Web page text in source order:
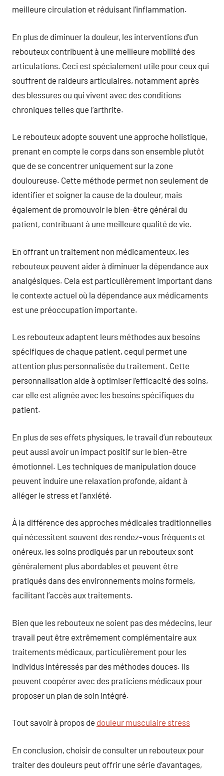
meilleure circulation et réduisant l’inflammation.
En plus de diminuer la douleur, les interventions d’un
rebouteux contribuent à une meilleure mobilité des
articulations. Ceci est spécialement utile pour ceux qui
souffrent de raideurs articulaires, notamment après
des blessures ou qui vivent avec des conditions
chroniques telles que l’arthrite.
Le rebouteux adopte souvent une approche holistique,
prenant en compte le corps dans son ensemble plutôt
que de se concentrer uniquement sur la zone
douloureuse. Cette méthode permet non seulement de
identifier et soigner la cause de la douleur, mais
également de promouvoir le bien-être général du
patient, contribuant à une meilleure qualité de vie.
En offrant un traitement non médicamenteux, les
rebouteux peuvent aider à diminuer la dépendance aux
analgésiques. Cela est particulièrement important dans
le contexte actuel où la dépendance aux médicaments
est une préoccupation importante.
Les rebouteux adaptent leurs méthodes aux besoins
spécifiques de chaque patient, cequi permet une
attention plus personnalisée du traitement. Cette
personnalisation aide à optimiser l’efficacité des soins,
car elle est alignée avec les besoins spécifiques du
patient.
En plus de ses effets physiques, le travail d’un rebouteux
peut aussi avoir un impact positif sur le bien-être
émotionnel. Les techniques de manipulation douce
peuvent induire une relaxation profonde, aidant à
alléger le stress et l’anxiété.
À la différence des approches médicales traditionnelles
qui nécessitent souvent des rendez-vous fréquents et
onéreux, les soins prodigués par un rebouteux sont
généralement plus abordables et peuvent être
pratiqués dans des environnements moins formels,
facilitant l’accès aux traitements.
Bien que les rebouteux ne soient pas des médecins, leur
travail peut être extrêmement complémentaire aux
traitements médicaux, particulièrement pour les
individus intéressés par des méthodes douces. Ils
peuvent coopérer avec des praticiens médicaux pour
proposer un plan de soin intégré.
Tout savoir à propos de douleur musculaire stress
En conclusion, choisir de consulter un rebouteux pour
traiter des douleurs peut offrir une série d’avantages,